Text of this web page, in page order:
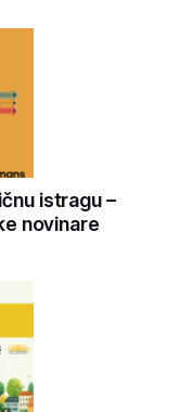
istragu –
novinare